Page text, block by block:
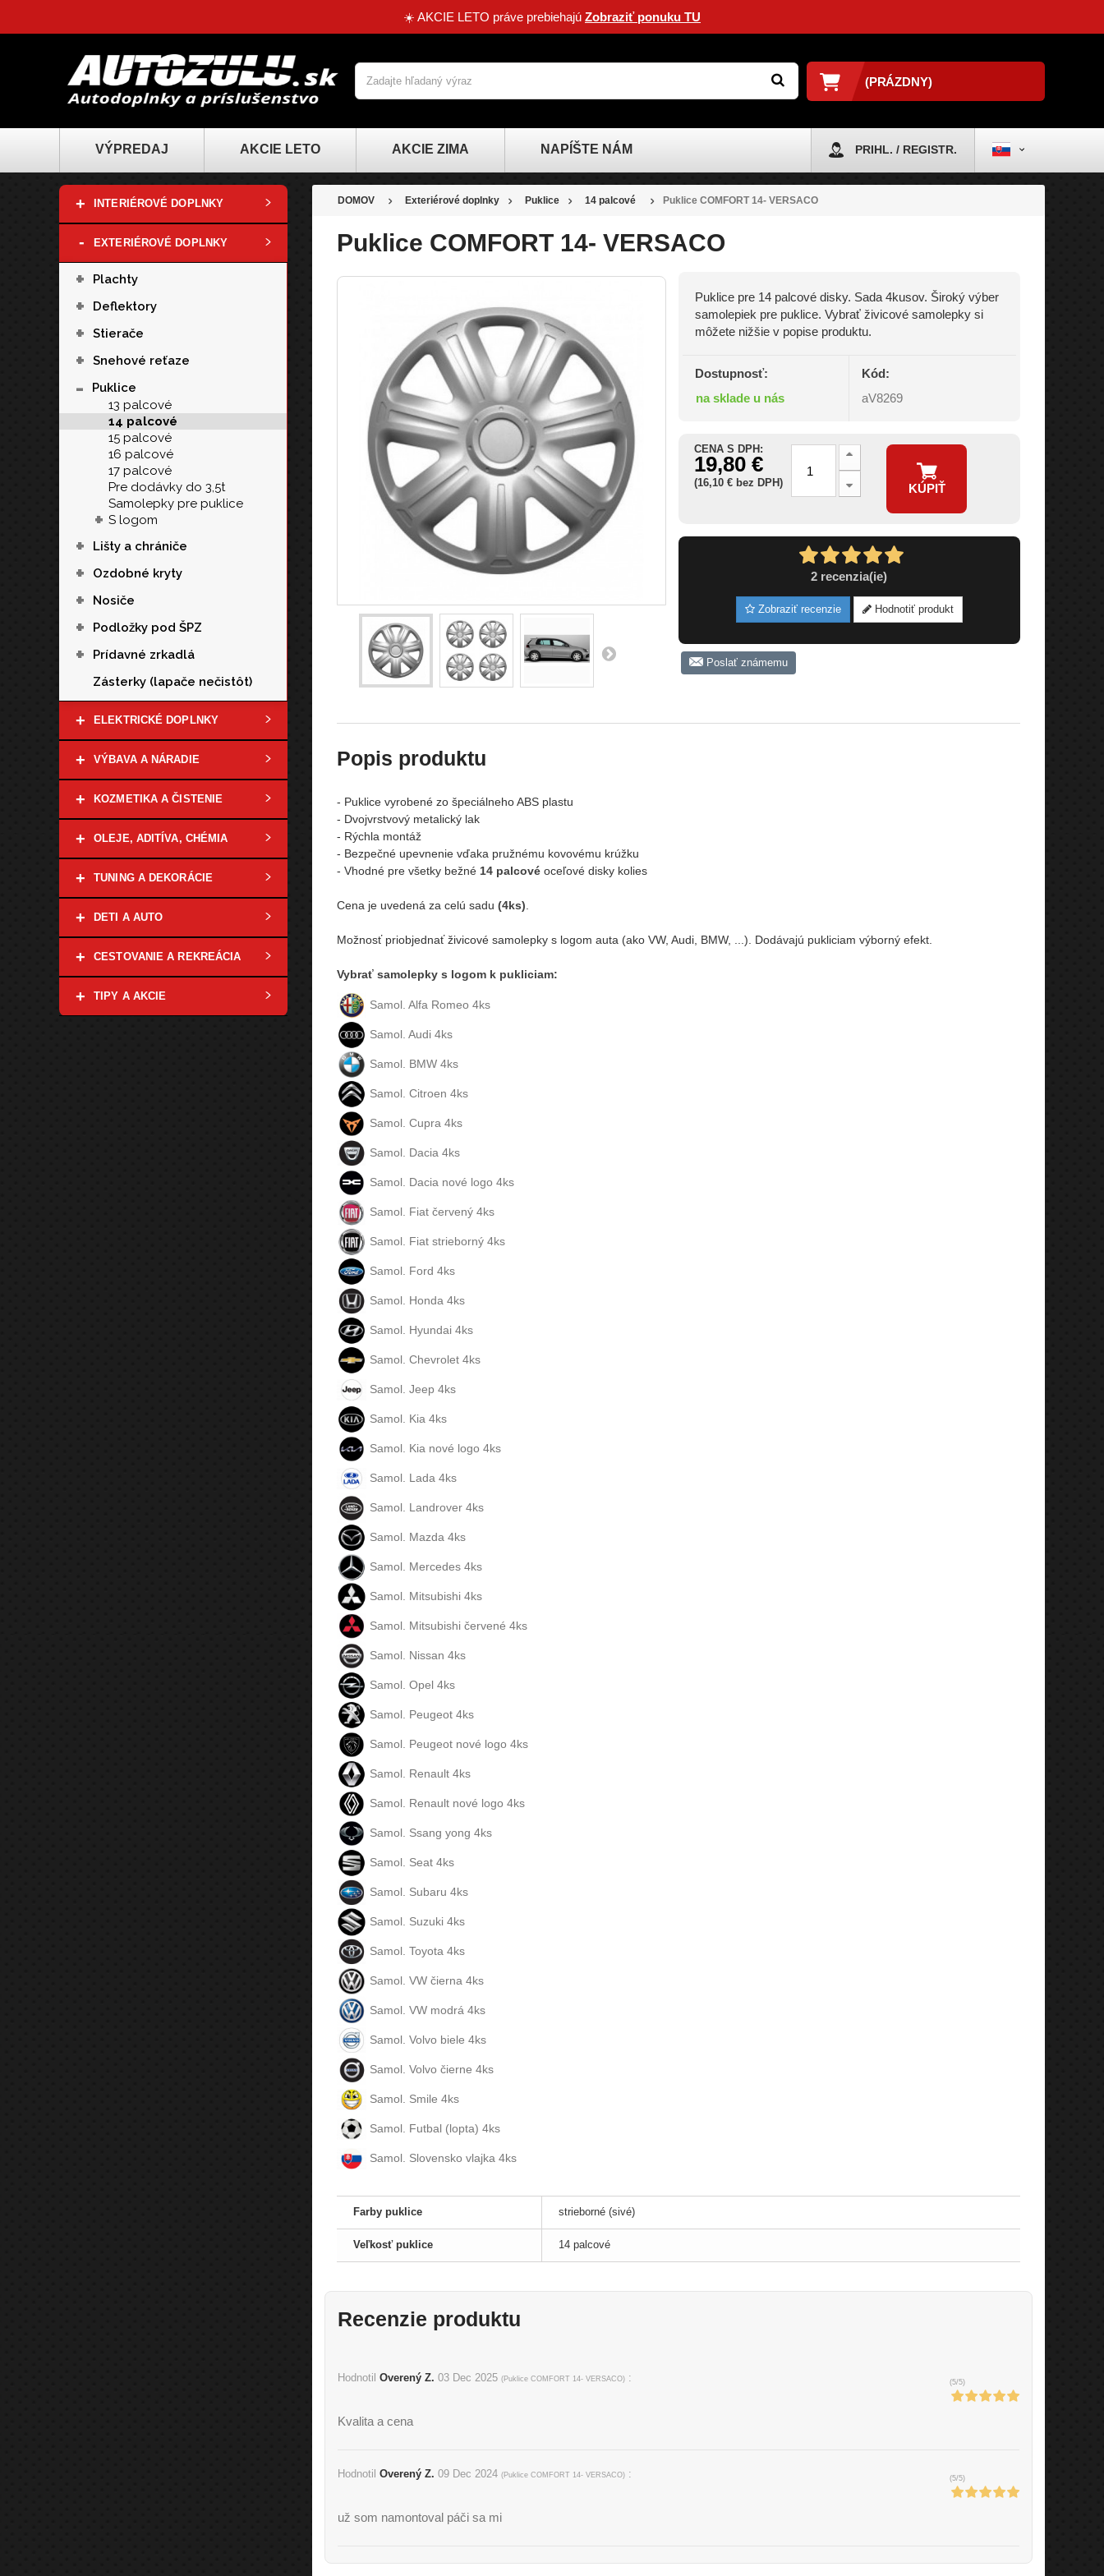
☀️ AKCIE LETO práve prebiehajú Zobraziť ponuku TU
(PRÁZDNY)
VÝPREDAJ AKCIE LETO AKCIE ZIMA NAPÍŠTE NÁM PRIHL. / REGISTR.
+ INTERIÉROVÉ DOPLNKY
- EXTERIÉROVÉ DOPLNKY
+ Plachty
+ Deflektory
+ Stierače
+ Snehové reťaze
-
Puklice
13 palcové
14 palcové
15 palcové
16 palcové
17 palcové
Pre dodávky do 3,5t
Samolepky pre puklice
+ S logom
+ Lišty a chrániče
+ Ozdobné kryty
+ Nosiče
+ Podložky pod ŠPZ
+
Prídavné zrkadlá
Zásterky (lapače nečistôt)
+ ELEKTRICKÉ DOPLNKY
+ VÝBAVA A NÁRADIE
+ KOZMETIKA A ČISTENIE
+ OLEJE, ADITÍVA, CHÉMIA
+ TUNING A DEKORÁCIE
+ DETI A AUTO
+ CESTOVANIE A REKREÁCIA
+ TIPY A AKCIE
DOMOV Exteriérové doplnky Puklice 14 palcové Puklice COMFORT 14- VERSACO
Puklice COMFORT 14- VERSACO
Puklice pre 14 palcové disky. Sada 4kusov. Široký výber
samolepiek pre puklice. Vybrať živicové samolepky si
môžete nižšie v popise produktu.
Dostupnosť:
na sklade u nás
Kód:
aV8269
CENA S DPH:
19,80 €
(16,10 € bez DPH) KÚPIŤ
2 recenzia(ie)
Zobraziť recenzie Hodnotiť produkt
Poslať známemu
Popis produktu
- Puklice vyrobené zo špeciálneho ABS plastu
- Dvojvrstvový metalický lak
- Rýchla montáž
- Bezpečné upevnenie vďaka pružnému kovovému krúžku
- Vhodné pre všetky bežné 14 palcovéoceľové disky kolies
Cena je uvedená za celú sadu (4ks).
Možnosť priobjednať živicové samolepky s logom auta (ako VW, Audi, BMW, ...). Dodávajú pukliciam výborný efekt.
Vybrať samolepky s logom k pukliciam:
Samol. Alfa Romeo 4ks
Samol. Audi 4ks
Samol. BMW 4ks
Samol. Citroen 4ks
Samol. Cupra 4ks
Samol. Dacia 4ks
Samol. Dacia nové logo 4ks
Samol. Fiat červený 4ks
Samol. Fiat strieborný 4ks
Samol. Ford 4ks
Samol. Honda 4ks
Samol. Hyundai 4ks
Samol. Chevrolet 4ks
Samol. Jeep 4ks
Samol. Kia 4ks
Samol. Kia nové logo 4ks
Samol. Lada 4ks
Samol. Landrover 4ks
Samol. Mazda 4ks
Samol. Mercedes 4ks
Samol. Mitsubishi 4ks
Samol. Mitsubishi červené 4ks
Samol. Nissan 4ks
Samol. Opel 4ks
Samol. Peugeot 4ks
Samol. Peugeot nové logo 4ks
Samol. Renault 4ks
Samol. Renault nové logo 4ks
Samol. Ssang yong 4ks
Samol. Seat 4ks
Samol. Subaru 4ks
Samol. Suzuki 4ks
Samol. Toyota 4ks
Samol. VW čierna 4ks
Samol. VW modrá 4ks
Samol. Volvo biele 4ks
Samol. Volvo čierne 4ks
Samol. Smile 4ks
Samol. Futbal (lopta) 4ks
Samol. Slovensko vlajka 4ks
Farby puklice strieborné (sivé)
Veľkosť puklice 14 palcové
Recenzie produktu
Hodnotil Overený Z. 03 Dec 2025 (Puklice COMFORT 14- VERSACO): (5/5)
Kvalita a cena
Hodnotil Overený Z. 09 Dec 2024 (Puklice COMFORT 14- VERSACO): (5/5)
už som namontoval páči sa mi